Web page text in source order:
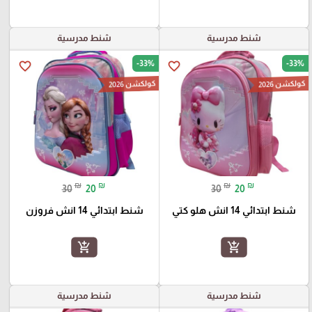
شنط مدرسية
favorite_border -33%
كولكشن 2026
30 ₪ 20 ₪
شنط ابتدائي 14 انش هلو كتي
add_shopping_cart
شنط مدرسية
favorite_border -33%
كولكشن 2026
30 ₪ 20 ₪
شنط ابتدائي 14 انش فروزن
add_shopping_cart
شنط مدرسية شنط مدرسية